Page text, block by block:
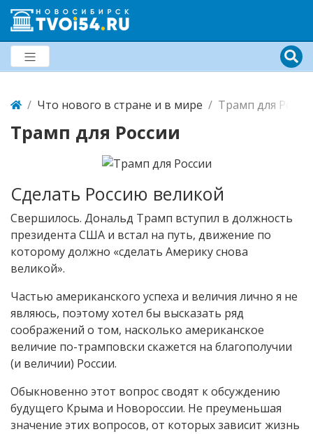
Что нового в стране и в мире Трамп для
Трамп для России
Сделать Россию великой
Свершилось. Дональд Трамп вступил в должность
президента США и встал на путь, движение по
которому должно «сделать Америку снова
великой».
Частью американского успеха и величия лично я не
являюсь, поэтому хотел бы высказать ряд
соображений о том, насколько американское
величие по-трамповски скажется на благополучии
(и величии) России.
Обыкновенно этот вопрос сводят к обсуждению
будущего Крыма и Новороссии. Не преуменьшая
значение этих вопросов, от которых зависит жизнь